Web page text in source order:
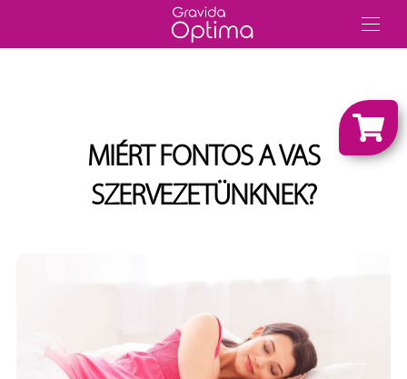
MIÉRT FONTOS A VAS
SZERVEZETÜNKNEK?